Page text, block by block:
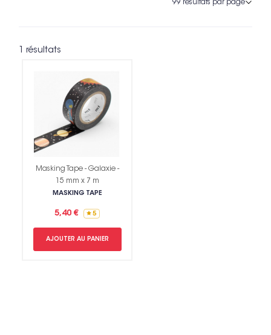
1 résultats
Masking Tape - Galaxie -
15 mm x 7 m
MASKING TAPE
5,40 € 5
AJOUTER AU PANIER